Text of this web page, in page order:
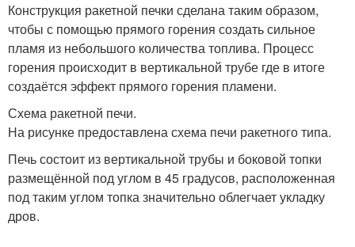
Конструкция ракетной печки сделана таким образом,
чтобы с помощью прямого горения создать сильное
пламя из небольшого количества топлива. Процесс
горения происходит в вертикальной трубе где в итоге
создаётся эффект прямого горения пламени.
Схема ракетной печи.
На рисунке предоставлена схема печи ракетного типа.
Печь состоит из вертикальной трубы и боковой топки
размещённой под углом в 45 градусов, расположенная
под таким углом топка значительно облегчает укладку
дров.